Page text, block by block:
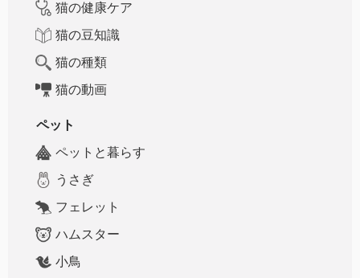
猫の健康ケア
猫の豆知識
猫の種類
猫の動画
ペット
ペットと暮らす
うさぎ
フェレット
ハムスター
小鳥